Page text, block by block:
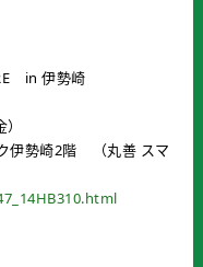
in 伊勢崎
伊勢崎2階 （丸善 スマ